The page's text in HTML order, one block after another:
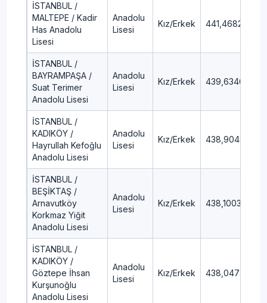
İSTANBUL /
MALTEPE / Kadir
Has Anadolu
Lisesi
Anadolu
Lisesi
Kız/Erkek 441,4682
İSTANBUL /
BAYRAMPAŞA /
Suat Terimer
Anadolu Lisesi
Anadolu
Lisesi
Kız/Erkek 439,6346
İSTANBUL /
KADIKÖY /
Hayrullah Kefoğlu
Anadolu Lisesi
Anadolu
Lisesi
Kız/Erkek 438,9048
İSTANBUL /
BEŞİKTAŞ /
Arnavutköy
Korkmaz Yiğit
Anadolu Lisesi
Anadolu
Lisesi
Kız/Erkek 438,1003
İSTANBUL /
KADIKÖY /
Göztepe İhsan
Kurşunoğlu
Anadolu Lisesi
Anadolu
Lisesi
Kız/Erkek 438,0472